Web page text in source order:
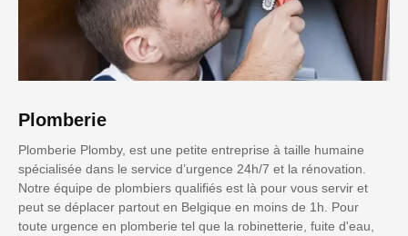
Plomberie
Plomberie Plomby, est une petite entreprise à taille humaine
spécialisée dans le service d’urgence 24h/7 et la rénovation.
Notre équipe de plombiers qualifiés est là pour vous servir et
peut se déplacer partout en Belgique en moins de 1h. Pour
toute urgence en plomberie tel que la robinetterie, fuite d'eau,